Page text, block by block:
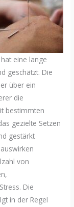
eine lange
geschätzt. Die
über ein
die
bestimmten
gezielte Setzen
gestärkt
von
Die
in der Regel